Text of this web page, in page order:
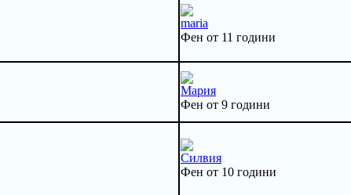
maria
Фен от 11 години
Мария
Фен от 9 години
Силвия
Фен от 10 години